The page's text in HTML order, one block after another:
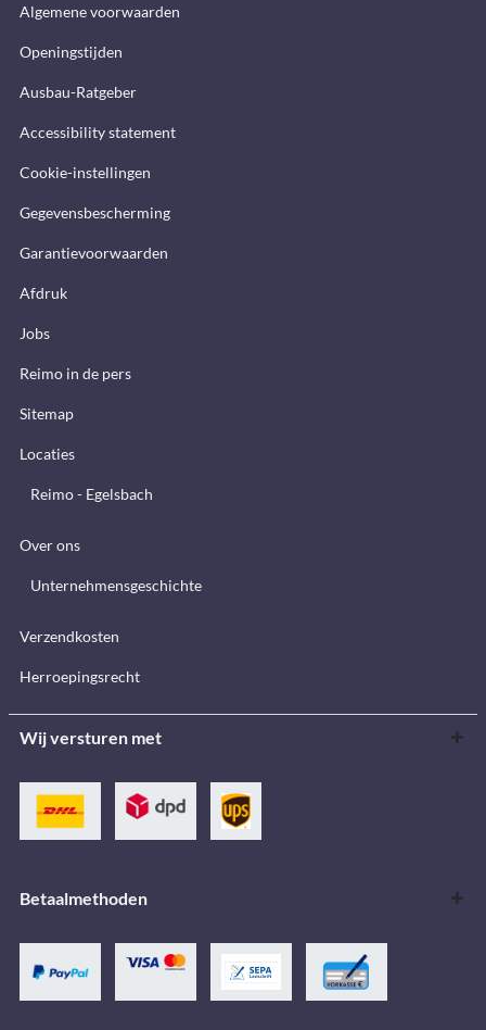
Algemene voorwaarden
Openingstijden
Ausbau-Ratgeber
Accessibility statement
Cookie-instellingen
Gegevensbescherming
Garantievoorwaarden
Afdruk
Jobs
Reimo in de pers
Sitemap
Locaties
Reimo - Egelsbach
Over ons
Unternehmensgeschichte
Verzendkosten
Herroepingsrecht
Wij versturen met
Betaalmethoden